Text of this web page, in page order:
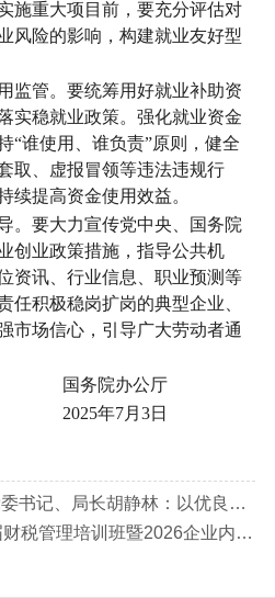
施重大项目前，要充分评估对
风险的影响，构建就业友好型
监管。 要统筹用好就业补助资
实稳就业政策。强化就业资金
“谁使用、谁负责”原则，健全
取、虚报冒领等违法违规行
续提高资金使用效益。
。 要大力宣传党中央、国务院
创业政策措施，指导公共机
资讯、行业信息、职业预测等
任积极稳岗扩岗的典型企业、
市场信心，引导广大劳动者通
国务院办公厅
2025年7月3日
静林：以优良作风保障中国式现代化税务实践行稳致远
企业内部应税行为全链条风险扫描与稽查风险应对实战专题培训的通知